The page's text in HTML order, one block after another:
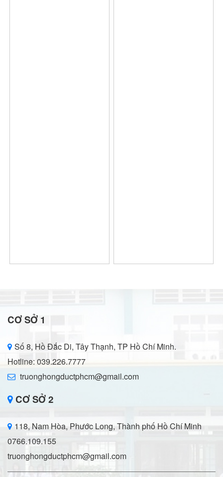
CƠ SỞ 1
Số 8, Hồ Đắc Di, Tây Thạnh, TP Hồ Chí Minh.
Hotline: 039.226.7777
truonghongductphcm@gmail.com
CƠ SỞ 2
118, Nam Hòa, Phước Long, Thành phố Hồ Chí Minh
0766.109.155
truonghongductphcm@gmail.com